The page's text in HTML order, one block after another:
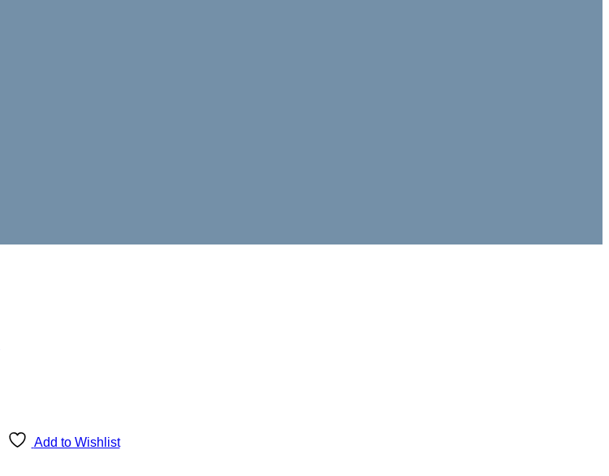
Add to Wishlist